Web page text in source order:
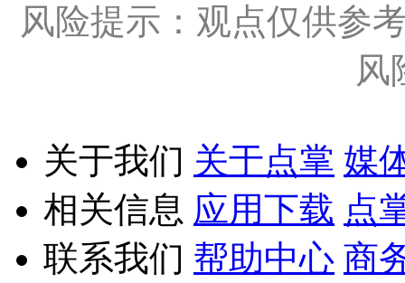
风险提示：观点仅供参
风
关于我们 关于点掌 媒
相关信息 应用下载 点
联系我们 帮助中心 商